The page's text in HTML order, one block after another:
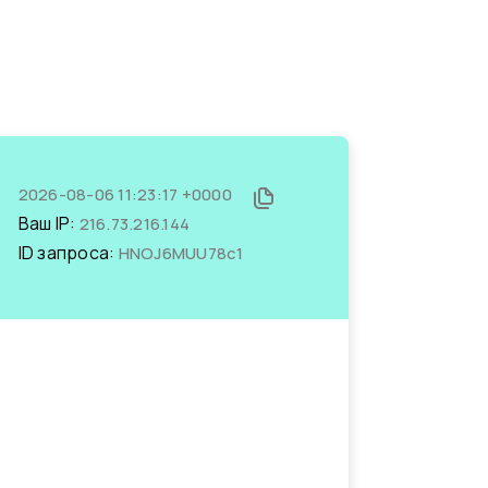
2026-08-06 11:23:17 +0000
Ваш IP: 216.73.216.144
ID запроса: HNOJ6MUU78c1